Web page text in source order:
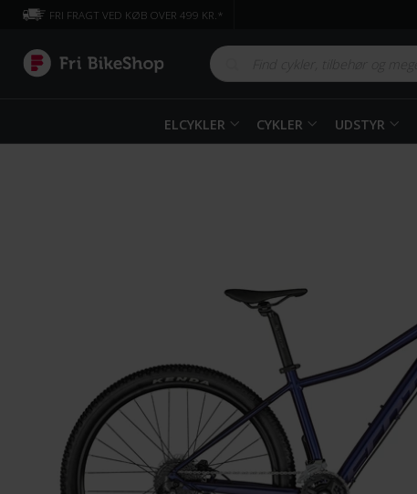
FRI FRAGT VED KØB OVER 499 KR.*
ELCYKLER CYKLER UDSTYR